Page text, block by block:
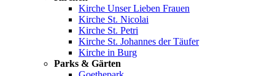
Kirche Unser Lieben Frauen
Kirche St. Nicolai
Kirche St. Petri
Kirche St. Johannes der Täufer
Kirche in Burg
Parks & Gärten